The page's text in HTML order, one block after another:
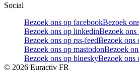
Social
Bezoek ons op facebookBezoek
Bezoek ons op linkedinBezoek ons
Bezoek ons op rss-feedBezoek ons
Bezoek ons op mastodonBezoek
Bezoek ons op blueskyBezoek ons
© 2026 Euractiv FR